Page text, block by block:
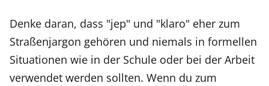
Denke daran, dass "jep" und "klaro" eher zum
Straßenjargon gehören und niemals in formellen
Situationen wie in der Schule oder bei der Arbeit
verwendet werden sollten. Wenn du zum